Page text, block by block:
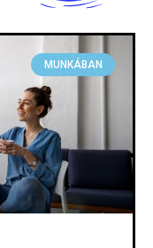
MUNKÁBAN